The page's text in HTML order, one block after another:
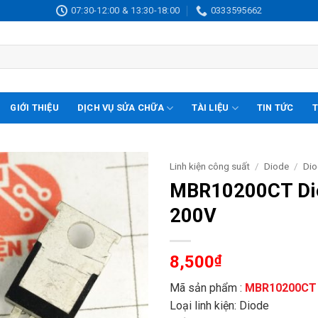
07:30-12:00 & 13:30-18:00 0333595662
GIỚI THIỆU DỊCH VỤ SỬA CHỮA TÀI LIỆU TIN TỨC
Linh kiện công suất / Diode /
MBR10200CT
200V
8,500₫
Mã sản phẩm : MBR10200CT
Loại linh kiện: Diode